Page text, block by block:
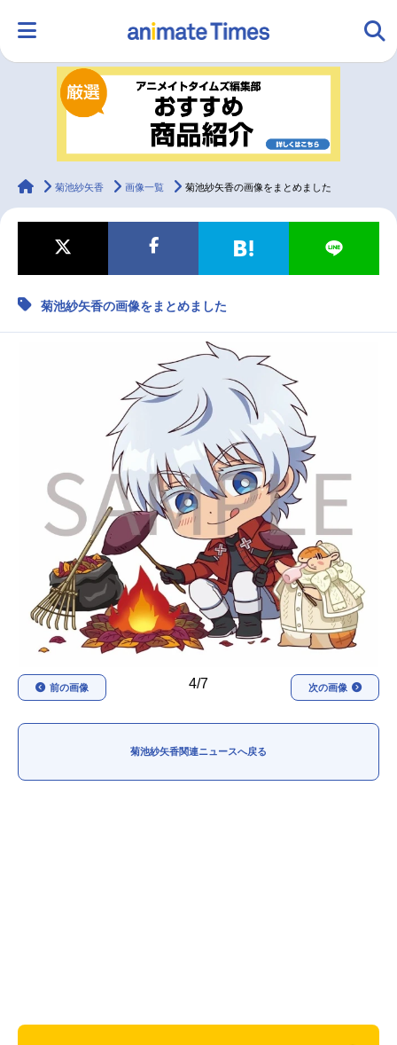
ランキング アニメ
ラジオ
マンガ・ラノベ ゲーム・アプリ 音楽 コスプレ
2.5次元 配信・Vtuber
声優記事一覧
実写化映画一覧
今期アニメ曜日別一覧
春アニメ 夏アニメ
冬アニメ
男性声優/女性声優一覧
FOLLOW US
animateTimes
菊池紗矢香 画像一覧 菊池紗矢香の画像をまとめました
菊池紗矢香の画像をまとめました
4/7
前の画像 次の画像
菊池紗矢香関連ニュースへ戻る